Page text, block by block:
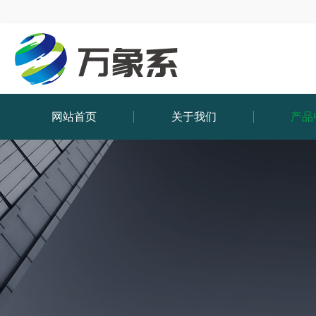
网站首页 关于我们 产品